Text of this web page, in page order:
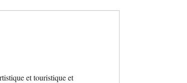
et touristique et